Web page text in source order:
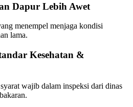
Dapur Lebih Awet
menempel menjaga kondisi
lama.
Kesehatan &
wajib dalam inspeksi dari dinas